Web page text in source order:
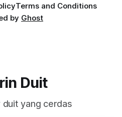
Terms and Conditions
by Ghost
Duit
duit yang cerdas